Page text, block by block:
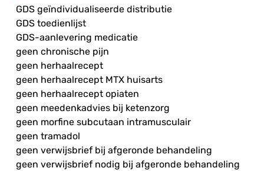
GDS geïndividualiseerde distributie
GDS toedienlijst
GDS-aanlevering medicatie
geen chronische pijn
geen herhaalrecept
geen herhaalrecept MTX huisarts
geen herhaalrecept opiaten
geen meedenkadvies bij ketenzorg
geen morfine subcutaan intramusculair
geen tramadol
geen verwijsbrief bij afgeronde behandeling
geen verwijsbrief nodig bij afgeronde behandeling